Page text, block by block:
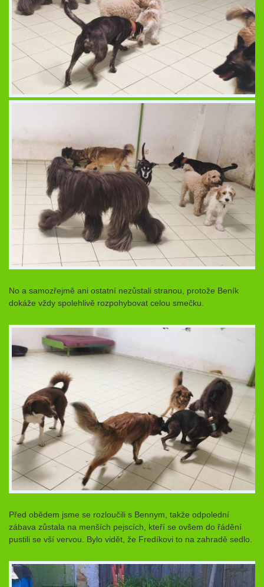
No a samozřejmě ani ostatní nezůstali stranou, protože Beník
dokáže vždy spolehlivě rozpohybovat celou smečku.
Před obědem jsme se rozloučili s Bennym, takže odpolední
zábava zůstala na menších pejscích, kteří se ovšem do řádění
pustili se vší vervou. Bylo vidět, že Fredíkovi to na zahradě sedlo.